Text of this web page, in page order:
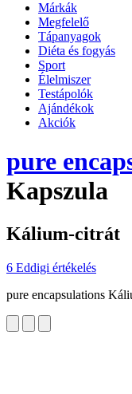
Márkák
Megfelelő
Tápanyagok
Diéta és fogyás
Sport
Élelmiszer
Testápolók
Ajándékok
Akciók
pure
Kapszula
Kálium-citrát
6 Eddigi értékelés
pure encapsulations